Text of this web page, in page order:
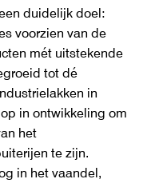
duidelijk doel:
voorzien van de
mét uitstekende
tot dé
in
in ontwikkeling om
het
te zijn.
in het vaandel,